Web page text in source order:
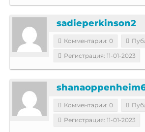
sadieperkinson2
Комментарии: 0
Регистрация: 11-01-2023
Комментарии: 0
Регистрация: 11-01-2023